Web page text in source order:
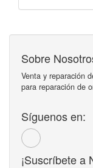
Sobre
Venta y reparación
para reparación de
Síguenos en:
¡Suscríbete a